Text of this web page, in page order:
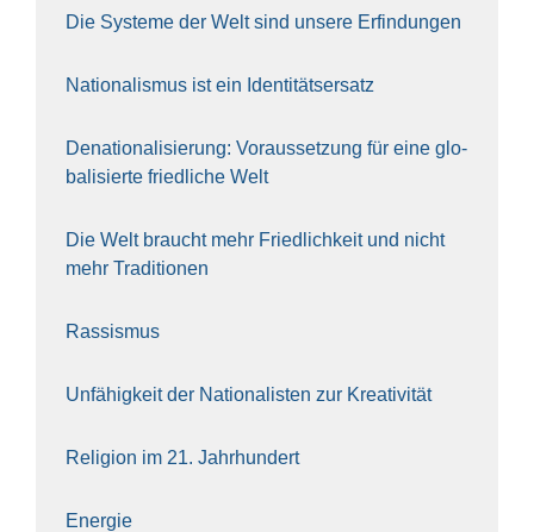
Die Sys­te­me der Welt sind unse­re Erfin­dun­gen
Natio­na­lis­mus ist ein Iden­ti­täts­er­satz
Dena­tio­na­li­sie­rung: Vor­aus­set­zung für eine glo­
ba­li­sier­te fried­li­che Welt
Die Welt braucht mehr Fried­lich­keit und nicht
mehr Tra­di­tio­nen
Ras­sis­mus
Unfä­hig­keit der Natio­na­lis­ten zur Krea­ti­vi­tät
Reli­gi­on im 21. Jahr­hun­dert
Ener­gie